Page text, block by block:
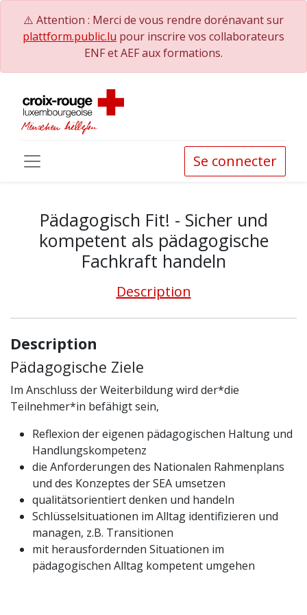
⚠️ Attention : Merci de vous rendre dorénavant sur
plattform.public.lu pour inscrire vos collaborateurs
ENF et AEF aux formations.
Se connecter
Pädagogisch Fit! - Sicher und
kompetent als pädagogische
Fachkraft handeln
Description
Description
Pädagogische Ziele
Im Anschluss der Weiterbildung wird der*die
Teilnehmer*in befähigt sein,
Reflexion der eigenen pädagogischen Haltung und
Handlungskompetenz
die Anforderungen des Nationalen Rahmenplans
und des Konzeptes der SEA umsetzen
qualitätsorientiert denken und handeln
Schlüsselsituationen im Alltag identifizieren und
managen, z.B. Transitionen
mit herausfordernden Situationen im
pädagogischen Alltag kompetent umgehen